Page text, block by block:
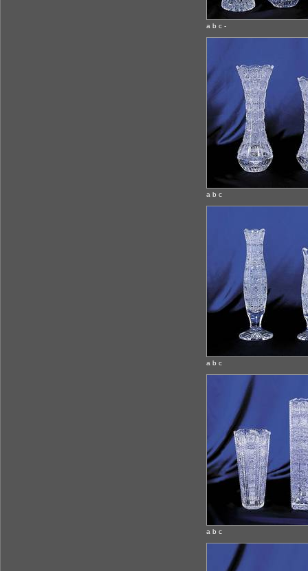
a b c -
a b c
a b c
a b c